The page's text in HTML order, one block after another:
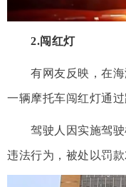
2.闯红灯
有网友反映，在海
一辆摩托车闯红灯通过
驾驶人因实施驾驶
违法行为，被处以罚款